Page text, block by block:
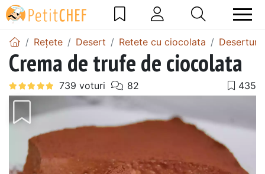
Rețete Desert Retete cu ciocolata Deserturi
Crema de trufe de ciocolata